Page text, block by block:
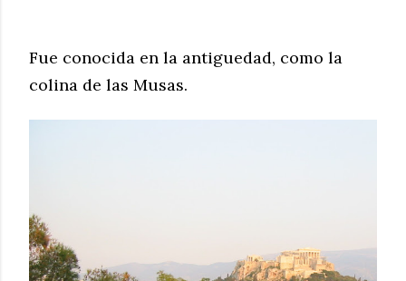
Fue conocida en la antiguedad, como la
colina de las Musas.